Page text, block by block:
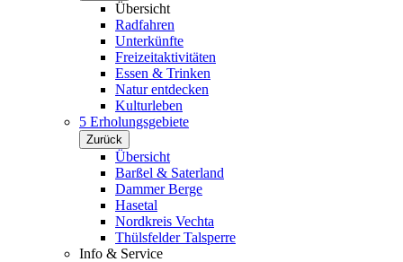
Übersicht
Radfahren
Unterkünfte
Freizeitaktivitäten
Essen & Trinken
Natur entdecken
Kulturleben
5 Erholungsgebiete
Zurück
Übersicht
Barßel & Saterland
Dammer Berge
Hasetal
Nordkreis Vechta
Thülsfelder Talsperre
Info & Service